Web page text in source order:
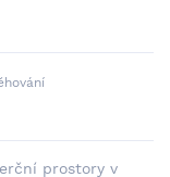
prostory v